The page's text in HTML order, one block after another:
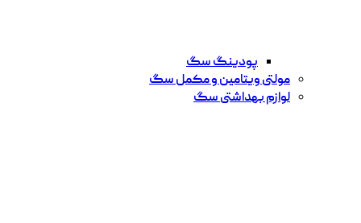
پودینگ سگ
مولتی ویتامین و مکمل سگ
لوازم بهداشتی سگ